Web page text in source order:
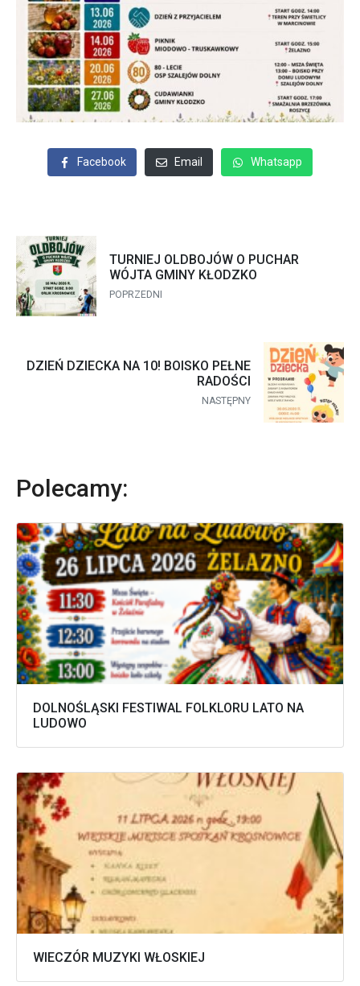
Facebook Email Whatsapp
TURNIEJ OLDBOJÓW O PUCHAR
WÓJTA GMINY KŁODZKO
POPRZEDNI
DZIEŃ DZIECKA NA 10! BOISKO PEŁNE
RADOŚCI
NASTĘPNY
Polecamy:
DOLNOŚLĄSKI FESTIWAL FOLKLORU LATO NA
LUDOWO
WIECZÓR MUZYKI WŁOSKIEJ